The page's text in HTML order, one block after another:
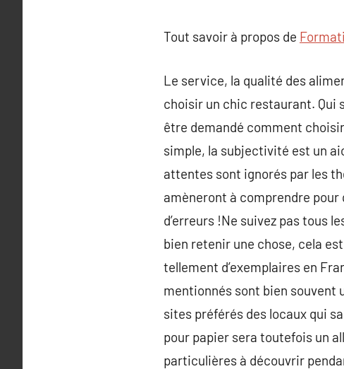
Tout savoir à propos de
Le service, la qualité des
choisir un chic restaurant. Qui
être demandé comment
simple, la subjectivité est un
attentes sont ignorés par les
amèneront à comprendre
d’erreurs !Ne suivez pas tous
bien retenir une chose, cela
tellement d’exemplaires en
mentionnés sont bien souvent
sites préférés des locaux qui
pour papier sera toutefois un
particulières à découvrir